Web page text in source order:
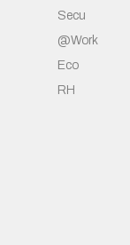
Secu
@Work
Eco
RH